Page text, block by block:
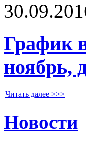
График
ноябрь,
Читать далее >>>
Новости